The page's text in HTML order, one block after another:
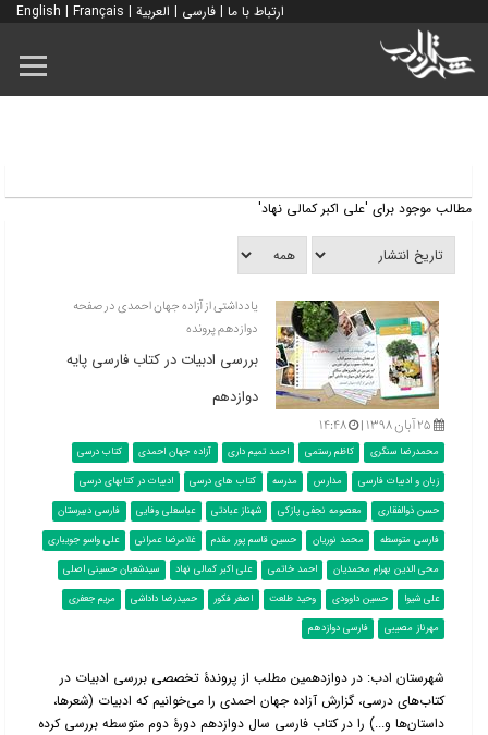
ارتباط با ما | فارسی | العربية |
English | Français
مطالب موجود برای 'علی اکبر کمالی نهاد'
یادداشتی از آزاده جهان احمدی در صفحه
دوازدهم پرونده
بررسی ادبیات در کتاب فارسی پایه
دوازدهم
۲۵ آبان ۱۳۹۸ | ۱۴:۴۸
محمدرضا سنگری کاظم رستمی احمد تمیم داری آزاده جهان احمدی
کتاب درسی
زبان و ادبیات فارسی
مدارس مدرسه کتاب های درسی
ادبیات در کتابهای درسی
حسن ذوالفقاری
معصومه نجفی پازکی شهناز عبادتی عباسعلی وفایی
فارسی دبیرستان
فارسی متوسطه
محمد نوریان حسین قاسم پور مقدم غلامرضا عمرانی
علی واسو جویباری
محی الدین بهرام محمدیان
احمد خاتمی علی اکبر کمالی نهاد
سیدشعبان حسینی اصلی
علی شیوا
حسین داوودی وحید طلعت اصغر فکور حمیدرضا داداشی
مریم جعفری
مهرناز مصیبی
فارسی دوازدهم
شهرستان ادب: در دوازدهمین مطلب از پروندۀ تخصصی بررسی ادبیات در
کتاب‌‌های درسی، گزارش آزاده جهان احمدی را می‌خوانیم که ادبیات (شعرها،
داستان‌ها و...) را در کتاب فارسی سال دوازدهم دورۀ دوم متوسطه بررسی کرده